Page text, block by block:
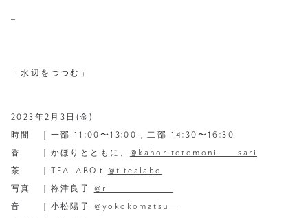
–
「水辺をつつむ」
2023年2月3日(金)
時間 ｜一部 11:00〜13:00 , 二部 14:30〜16:30
香 ｜かほりとともに、 @kahoritotomoni____sari
茶 ｜TEALABO.t @t.tealabo
写真 ｜祢津良子 @r_____________
音 ｜小松陽子 @yokokomatsu__